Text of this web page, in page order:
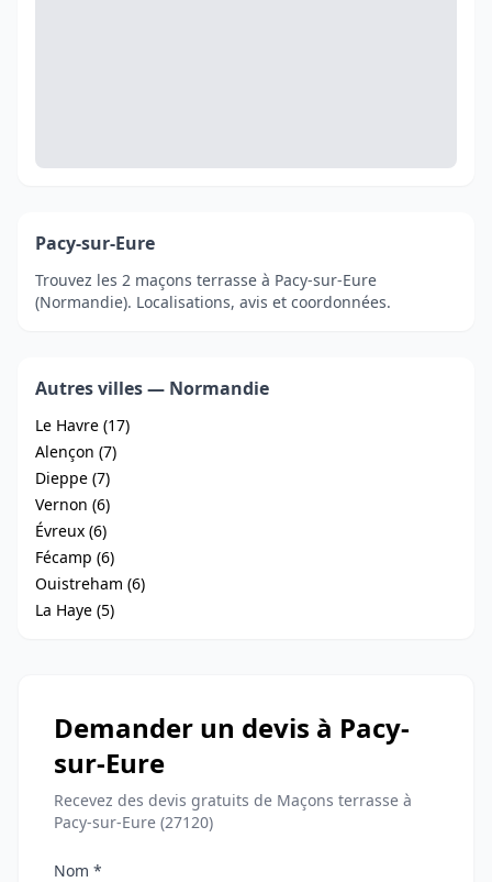
Pacy-sur-Eure
Trouvez les 2 maçons terrasse à Pacy-sur-Eure
(Normandie). Localisations, avis et coordonnées.
Autres villes — Normandie
Le Havre (17)
Alençon (7)
Dieppe (7)
Vernon (6)
Évreux (6)
Fécamp (6)
Ouistreham (6)
La Haye (5)
Demander un devis à Pacy-
sur-Eure
Recevez des devis gratuits de Maçons terrasse à
Pacy-sur-Eure (27120)
Nom *